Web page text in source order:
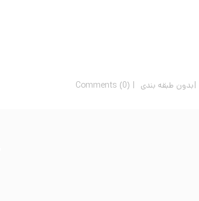
بدون طبقه بندی